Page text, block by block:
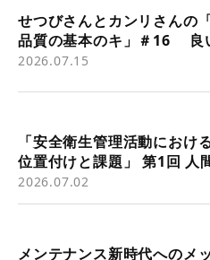
せつびさんとカンリさんの
品質の基本のキ」＃16 良
るための基本～その14 「問
2026.07.15
「安全衛生管理活動におけ
位置付けと課題」 第1回 人間工学の2つ
の歴史的潮流（労働衛生管
として）
2026.07.02
メンテナンス新時代へのメ